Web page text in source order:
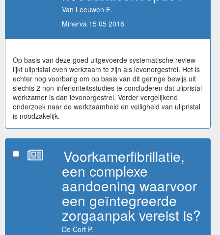
Van Leeuwen E.
Minerva 15 05 2018
Op basis van deze goed uitgevoerde systematische review
lijkt ulipristal even werkzaam te zijn als levonorgestrel. Het is
echter nog voorbarig om op basis van dit geringe bewijs uit
slechts 2 non-inferioriteitsstudies te concluderen dat ulipristal
werkzamer is dan levonorgestrel. Verder vergelijkend
onderzoek naar de werkzaamheid en veiligheid van ulipristal
is noodzakelijk.
Voorkamerfibrillatie,
een complexe
aandoening waarvoor
een geïntegreerde
zorgaanpak vereist is?
De Cort P.